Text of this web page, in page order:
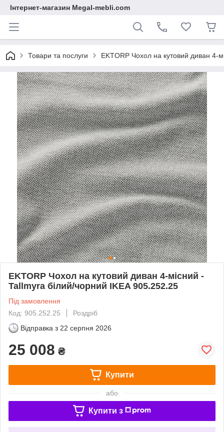
Інтернет-магазин Megal-mebli.com
Товари та послуги EKTORP Чохол на кутовий диван 4-
EKTORP Чохол на кутовий диван 4-місний -
Tallmyra білий/чорний IKEA 905.252.25
Під замовлення
Код: 905.252.25
Роздріб
Відправка з 22 серпня 2026
25 008 ₴
Купити
або
Купити з